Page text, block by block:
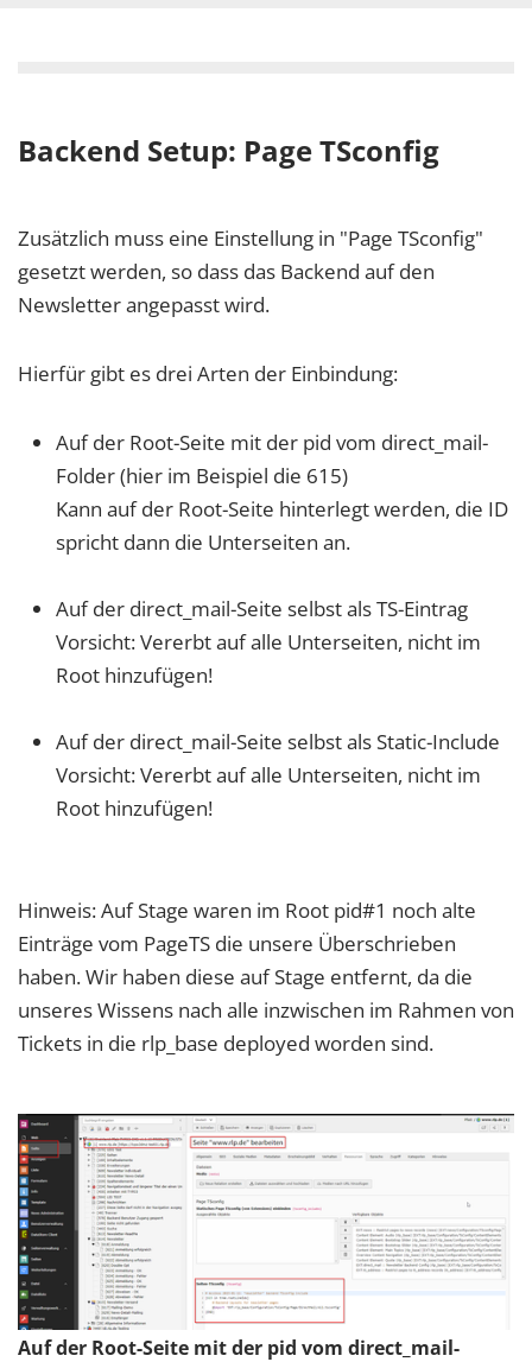
Backend Setup: Page TSconfig
Zusätzlich muss eine Einstellung in "Page TSconfig"
gesetzt werden, so dass das Backend auf den
Newsletter angepasst wird.
Hierfür gibt es drei Arten der Einbindung:
Auf der Root-Seite mit der pid vom direct_mail-
Folder (hier im Beispiel die 615)
Kann auf der Root-Seite hinterlegt werden, die ID
spricht dann die Unterseiten an.
Auf der direct_mail-Seite selbst als TS-Eintrag
Vorsicht: Vererbt auf alle Unterseiten, nicht im
Root hinzufügen!
Auf der direct_mail-Seite selbst als Static-Include
Vorsicht: Vererbt auf alle Unterseiten, nicht im
Root hinzufügen!
Hinweis: Auf Stage waren im Root pid#1 noch alte
Einträge vom PageTS die unsere Überschrieben
haben. Wir haben diese auf Stage entfernt, da die
unseres Wissens nach alle inzwischen im Rahmen von
Tickets in die rlp_base deployed worden sind.
Auf der Root-Seite mit der pid vom direct_mail-